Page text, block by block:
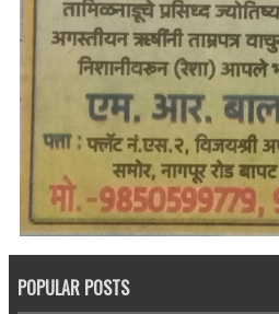
POPULAR POSTS